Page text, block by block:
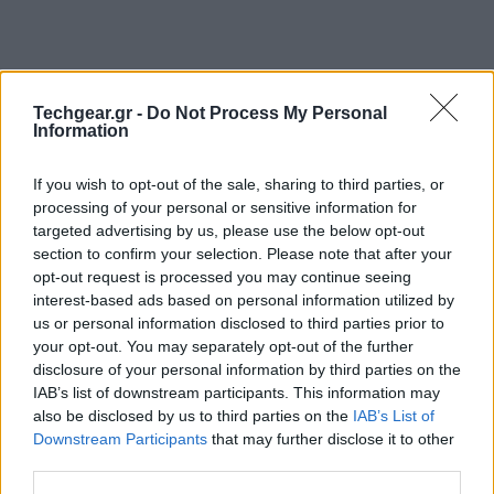
Techgear.gr - Do Not Process My Personal
Information
If you wish to opt-out of the sale, sharing to third parties, or
processing of your personal or sensitive information for
targeted advertising by us, please use the below opt-out
section to confirm your selection. Please note that after your
opt-out request is processed you may continue seeing
interest-based ads based on personal information utilized by
us or personal information disclosed to third parties prior to
your opt-out. You may separately opt-out of the further
disclosure of your personal information by third parties on the
IAB’s list of downstream participants. This information may
also be disclosed by us to third parties on the IAB’s List of
Downstream Participants that may further disclose it to other
Appleανακοίνωσε επίσημα τα οικονομικά
αποτελέσματα για το τρίτο τρίμηνο του 2011, από τα
οποία επιβεβαιώνονται οι εκπληκτικές πωλήσεις των
iPhoneκαιiPad, με 20.34 εκατ. και 9.25 εκατ.
τεμάχια αντίστοιχα, δηλαδή αύξηση 142% και 183%
σε σχέση με την περυσινή περίοδο!